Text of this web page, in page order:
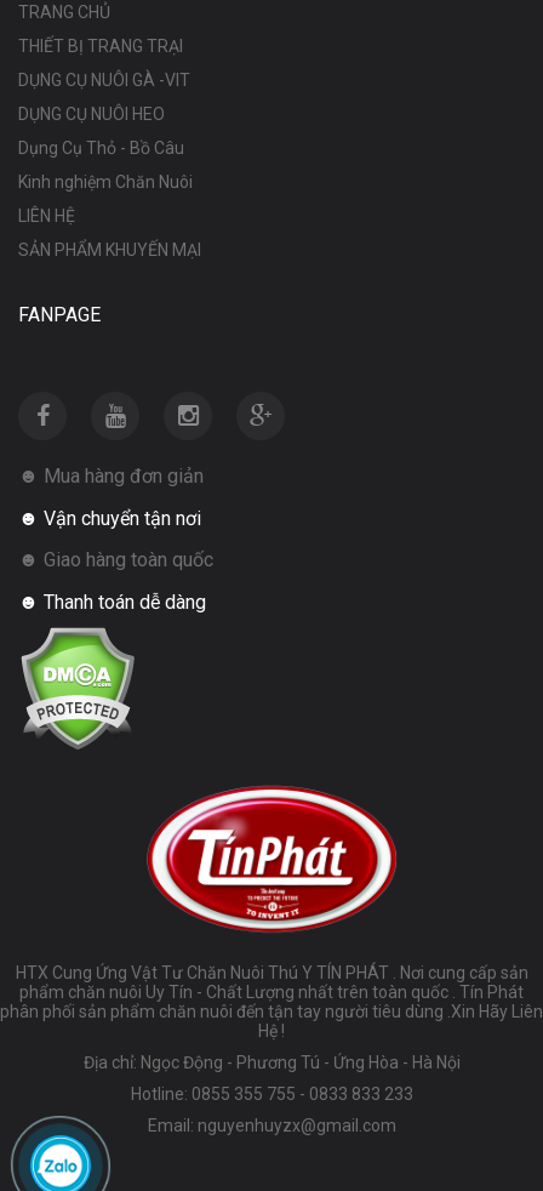
TRANG CHỦ
THIẾT BỊ TRANG TRẠI
DỤNG CỤ NUÔI GÀ -VIT
DỤNG CỤ NUÔI HEO
Dụng Cụ Thỏ - Bồ Câu
Kinh nghiệm Chăn Nuôi
LIÊN HỆ
SẢN PHẨM KHUYẾN MẠI
FANPAGE
☻ Mua hàng đơn giản
☻ Vận chuyển tận nơi
☻ Giao hàng toàn quốc
☻ Thanh toán dễ dàng
HTX Cung Ứng Vật Tư Chăn Nuôi Thú Y TÍN PHÁT . Nơi cung cấp sản
phẩm chăn nuôi Uy Tín - Chất Lượng nhất trên toàn quốc . Tín Phát
phân phối sản phẩm chăn nuôi đến tận tay người tiêu dùng .Xin Hãy Liên
Hệ !
Địa chỉ: Ngọc Động - Phương Tú - Ứng Hòa - Hà Nội
Hotline: 0855 355 755 - 0833 833 233
Email: nguyenhuyzx@gmail.com